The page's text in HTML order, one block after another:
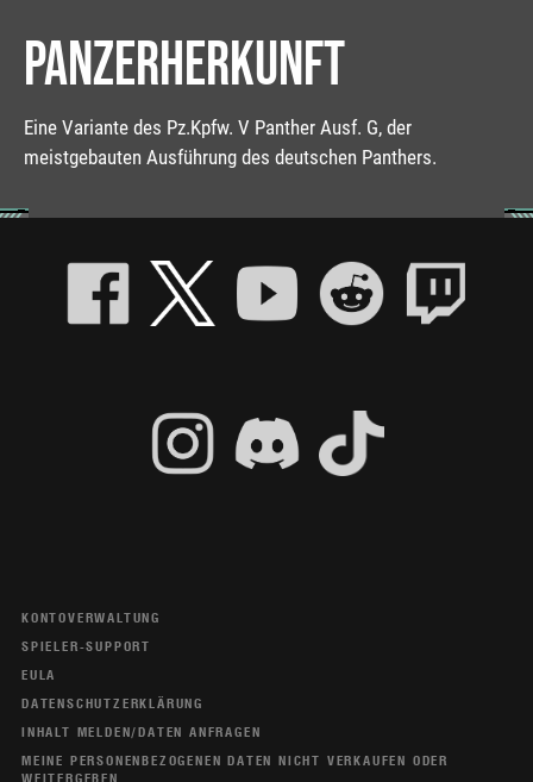
PANZERHERKUNFT
Eine Variante des Pz.Kpfw. V Panther Ausf. G, der
meistgebauten Ausführung des deutschen Panthers.
KONTOVERWALTUNG
SPIELER-SUPPORT
EULA
DATENSCHUTZERKLÄRUNG
INHALT MELDEN/DATEN ANFRAGEN
MEINE PERSONENBEZOGENEN DATEN NICHT VERKAUFEN ODER
WEITERGEBEN